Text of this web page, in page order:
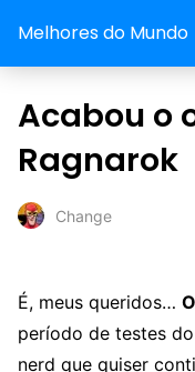
Melhores do Mundo
Acabou o
Ragnarok
Change
É, meus queridos…
período de testes
nerd que quiser